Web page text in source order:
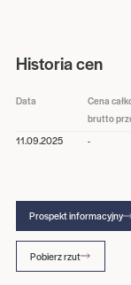
Historia cen
Data
Cena
brutto
11.09.2025
-
Prospekt informacyjny
Pobierz rzut